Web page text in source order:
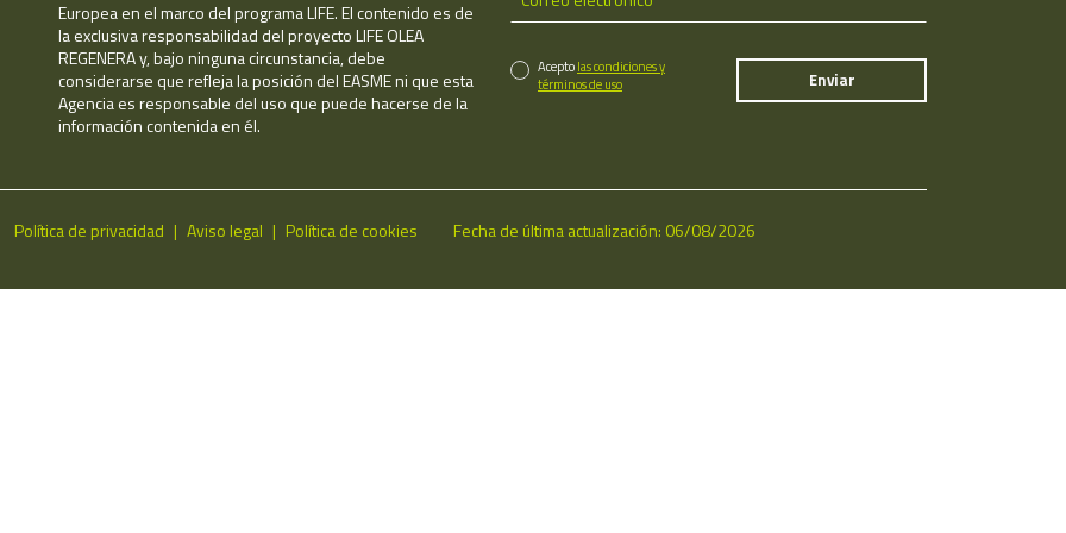
Europea en el marco del programa LIFE. El contenido es de
la exclusiva responsabilidad del proyecto LIFE OLEA
REGENERA y, bajo ninguna circunstancia, debe
considerarse que refleja la posición del EASME ni que esta
Agencia es responsable del uso que puede hacerse de la
información contenida en él.
Aceptolas condiciones y
términos de uso
Política de privacidad Aviso legal Política de cookies Fecha de última actualización: 06/08/2026